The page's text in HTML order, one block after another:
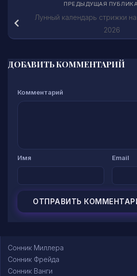
ПРЕДЫДУЩАЯ
Лунный календарь стрижки
2026
ДОБАВИТЬ КОММЕНТАРИЙ
Комментарий
Имя Email
Сонник Миллера
Сонник Фрейда
Сонник Ванги